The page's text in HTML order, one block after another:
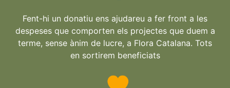
Fent-hi un donatiu ens ajudareu a fer front a les
despeses que comporten els projectes que duem a
terme, sense ànim de lucre, a Flora Catalana. Tots
en sortirem beneficiats